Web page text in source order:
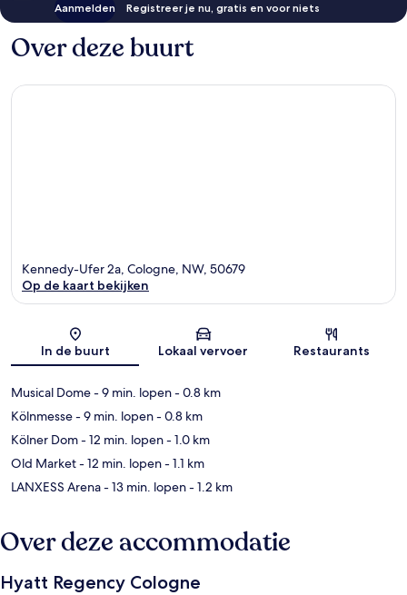
Aanmelden Registreer je nu, gratis en voor niets
Over deze buurt
Kaart
Kennedy-Ufer 2a, Cologne, NW, 50679
Op de kaart bekijken
In de buurt Lokaal vervoer Restaurants
Musical Dome- 9 min. lopen- 0.8 km
Kölnmesse- 9 min. lopen- 0.8 km
Kölner Dom- 12 min. lopen- 1.0 km
Old Market- 12 min. lopen- 1.1 km
LANXESS Arena- 13 min. lopen- 1.2 km
Over deze accommodatie
Hyatt Regency Cologne